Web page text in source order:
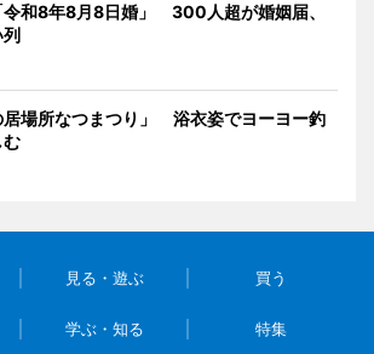
令和8年8月8日婚」 300人超が婚姻届、
列
居場所なつまつり」 浴衣姿でヨーヨー釣
む
見る・遊ぶ 買う
学ぶ・知る 特集